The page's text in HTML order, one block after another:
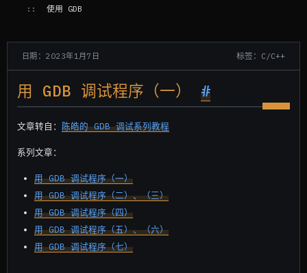
日期：2023年1月7日 标签：C/C++
用 GDB 调试程序（一） #
文章转自： 陈皓的 GDB 调试系列教程
系列文章：
用 GDB 调试程序（一）
用 GDB 调试程序（二）、（三）
用 GDB 调试程序（四）
用 GDB 调试程序（五）、（六）
用 GDB 调试程序（七）
使用 GDB